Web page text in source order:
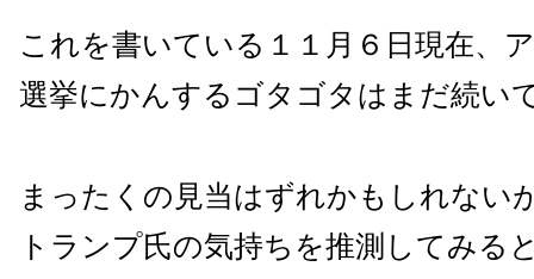
これを書いている１１月６日現在、
選挙にかんするゴタゴタはまだ続い
まったくの見当はずれかもしれない
トランプ氏の気持ちを推測してみる